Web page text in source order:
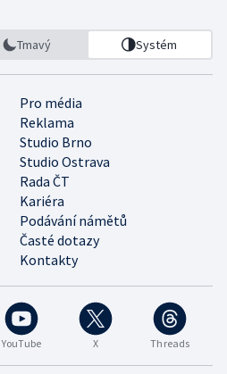
Tmavý Systém
Pro média
Reklama
Studio Brno
Studio Ostrava
Rada ČT
Kariéra
Podávání námětů
Časté dotazy
Kontakty
YouTube X Threads